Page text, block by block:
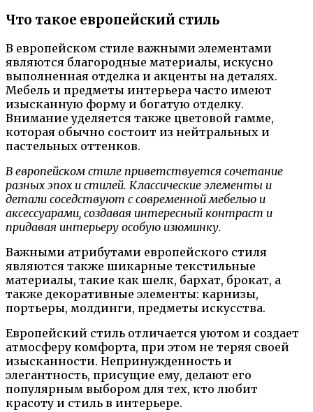
Что такое европейский стиль
В европейском стиле важными элементами
являются благородные материалы, искусно
выполненная отделка и акценты на деталях.
Мебель и предметы интерьера часто имеют
изысканную форму и богатую отделку.
Внимание уделяется также цветовой гамме,
которая обычно состоит из нейтральных и
пастельных оттенков.
В европейском стиле приветствуется сочетание
разных эпох и стилей. Классические элементы и
детали соседствуют с современной мебелью и
аксессуарами, создавая интересный контраст и
придавая интерьеру особую изюминку.
Важными атрибутами европейского стиля
являются также шикарные текстильные
материалы, такие как шелк, бархат, брокат, а
также декоративные элементы: карнизы,
портьеры, молдинги, предметы искусства.
Европейский стиль отличается уютом и создает
атмосферу комфорта, при этом не теряя своей
изысканности. Непринужденность и
элегантность, присущие ему, делают его
популярным выбором для тех, кто любит
красоту и стиль в интерьере.